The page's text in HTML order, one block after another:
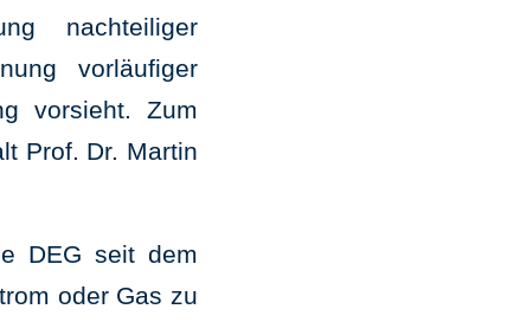
nachteiliger
vorläufiger
vorsieht. Zum
Prof. Dr. Martin
DEG seit dem
oder Gas zu